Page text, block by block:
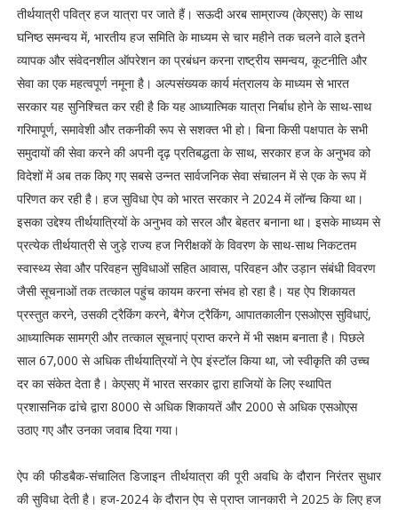
तीर्थयात्री पवित्र हज यात्रा पर जाते हैं। सऊदी अरब साम्राज्य (केएसए) के साथ
घनिष्ठ समन्वय में, भारतीय हज समिति के माध्यम से चार महीने तक चलने वाले इतने
व्यापक और संवेदनशील ऑपरेशन का प्रबंधन करना राष्ट्रीय समन्वय, कूटनीति और
सेवा का एक महत्वपूर्ण नमूना है। अल्पसंख्यक कार्य मंत्रालय के माध्यम से भारत
सरकार यह सुनिश्चित कर रही है कि यह आध्यात्मिक यात्रा निर्बाध होने के साथ-साथ
गरिमापूर्ण, समावेशी और तकनीकी रूप से सशक्त भी हो। बिना किसी पक्षपात के सभी
समुदायों की सेवा करने की अपनी दृढ़ प्रतिबद्धता के साथ, सरकार हज के अनुभव को
विदेशों में अब तक किए गए सबसे उन्नत सार्वजनिक सेवा संचालन में से एक के रूप में
परिणत कर रही है। हज सुविधा ऐप को भारत सरकार ने 2024 में लॉन्च किया था।
इसका उद्देश्य तीर्थयात्रियों के अनुभव को सरल और बेहतर बनाना था। इसके माध्यम से
प्रत्येक तीर्थयात्री से जुड़े राज्य हज निरीक्षकों के विवरण के साथ-साथ निकटतम
स्वास्थ्य सेवा और परिवहन सुविधाओं सहित आवास, परिवहन और उड़ान संबंधी विवरण
जैसी सूचनाओं तक तत्काल पहुंच कायम करना संभव हो रहा है। यह ऐप शिकायत
प्रस्तुत करने, उसकी ट्रैकिंग करने, बैगेज ट्रैकिंग, आपातकालीन एसओएस सुविधाएं,
आध्यात्मिक सामग्री और तत्काल सूचनाएं प्राप्त करने में भी सक्षम बनाता है। पिछले
साल 67,000 से अधिक तीर्थयात्रियों ने ऐप इंस्टॉल किया था, जो स्वीकृति की उच्च
दर का संकेत देता है। केएसए में भारत सरकार द्वारा हाजियों के लिए स्थापित
प्रशासनिक ढांचे द्वारा 8000 से अधिक शिकायतें और 2000 से अधिक एसओएस
उठाए गए और उनका जवाब दिया गया।
ऐप की फीडबैक-संचालित डिजाइन तीर्थयात्रा की पूरी अवधि के दौरान निरंतर सुधार
की सुविधा देती है। हज-2024 के दौरान ऐप से प्राप्त जानकारी ने 2025 के लिए हज